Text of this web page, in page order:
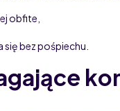
obfite,
bez pośpiechu.